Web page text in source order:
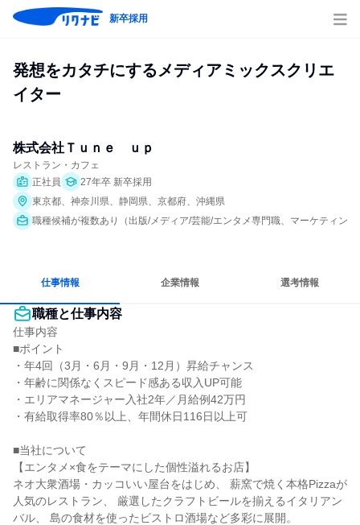
新卒採用
発想をカタチにするメディアミックスクリエ
イター
株式会社Ｔｕｎｅ　ｕｐ
レストラン・カフェ
正社員
27年卒 新卒採用
東京都、神奈川県、静岡県、京都府、沖縄県
職種候補が複数あり（出版/メディア/芸能/エンタメ専門職、マーケティン
仕事情報 企業情報 選考情報
職種と仕事内容
仕事内容
■ポイント
・年4回（3月・6月・9月・12月）昇給チャンス
・年齢に関係なくスピード感ある収入UP可能
・エリアマネージャー入社2年／月給例42万円
・有給取得率80％以上、年間休日116日以上可
■当社について
【エンタメ×食をテーマにした個性溢れるお店】
ネオ大衆酒場・カッコいい屋台をはじめ、 薪窯で焼く本格Pizzaが
人気のレストラン、 厳選したクラフトビールを揃えるイタリアン
バル、 島の食材を使ったビストロ酒場など多彩に展開。